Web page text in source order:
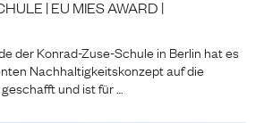
| EU MIES AWARD |
der Konrad-Zuse-Schule in Berlin hat es
Nachhaltigkeitskonzept auf die
und ist für …